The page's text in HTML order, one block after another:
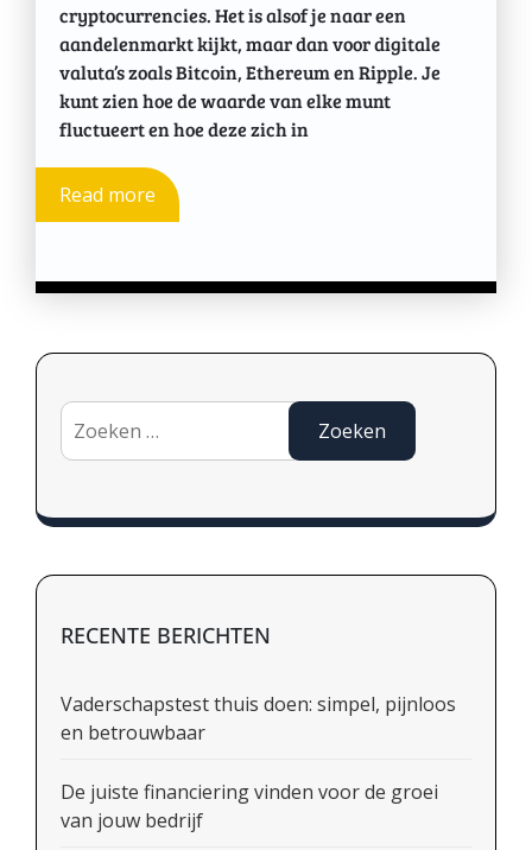
cryptocurrencies. Het is alsof je naar een
aandelenmarkt kijkt, maar dan voor digitale
valuta’s zoals Bitcoin, Ethereum en Ripple. Je
kunt zien hoe de waarde van elke munt
fluctueert en hoe deze zich in
Read more
Zoeken
naar:
RECENTE BERICHTEN
Vaderschapstest thuis doen: simpel, pijnloos
en betrouwbaar
De juiste financiering vinden voor de groei
van jouw bedrijf